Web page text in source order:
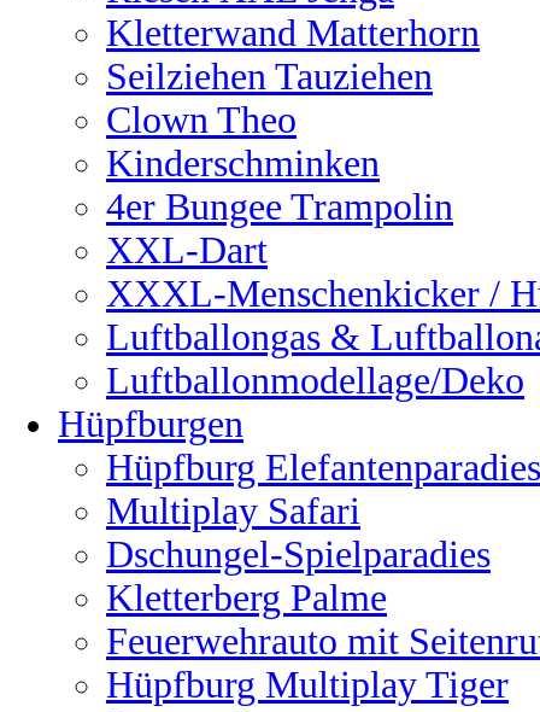
Kletterwand Matterhorn
Seilziehen Tauziehen
Clown Theo
Kinderschminken
4er Bungee Trampolin
XXL-Dart
XXXL-Menschenkicker /
Luftballongas &
Luftballonmodellage/Deko
Hüpfburgen
Hüpfburg Elefantenparadies
Multiplay Safari
Dschungel-Spielparadies
Kletterberg Palme
Feuerwehrauto mit
Hüpfburg Multiplay Tiger